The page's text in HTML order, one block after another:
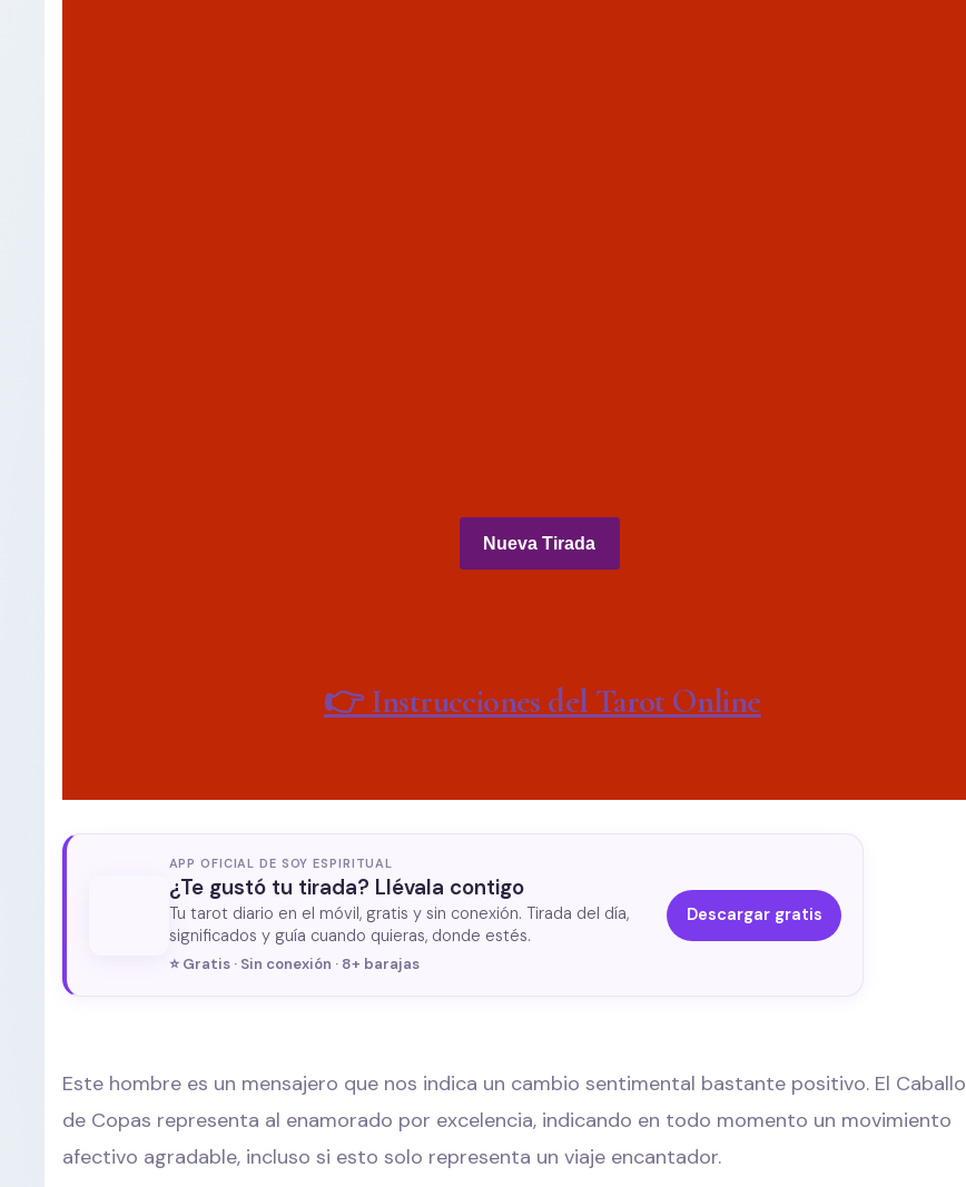
Nueva Tirada
👉 Instrucciones del Tarot Online
APP OFICIAL DE SOY ESPIRITUAL
¿Te gustó tu tirada? Llévala contigo
Tu tarot diario en el móvil, gratis y sin conexión. Tirada del día,
significados y guía cuando quieras, donde estés.
⭐ Gratis · Sin conexión · 8+ barajas
Descargar gratis
Este hombre es un mensajero que nos indica un cambio sentimental bastante positivo. El Caballo
de Copas representa al enamorado por excelencia, indicando en todo momento un movimiento
afectivo agradable, incluso si esto solo representa un viaje encantador.